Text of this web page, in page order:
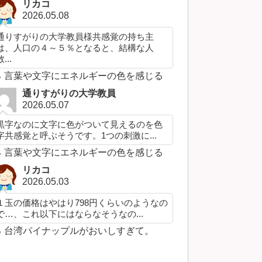
リカコ
2026.05.08
りすがりの大学教員様共感覚の持ち主
、人口の４～５％となると、結構な人
...
言葉や文字にエネルギーの色を感じる
通りすがりの大学教員
2026.05.07
字なのに文字に色がついて見えるのを色
共感覚と呼ぶそうです。1つの刺激に...
言葉や文字にエネルギーの色を感じる
リカコ
2026.05.03
玉の価格はやはり798円くらいのようなの
…、これ以下にはならなそうなの...
台湾パイナップルがおいしすぎて。